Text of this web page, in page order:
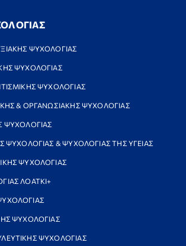
ΨΥΧΟΛΟΓΙΑΣ
ΨΥΧΟΛΟΓΙΑΣ
ΨΥΧΟΛΟΓΙΑΣ
& ΟΡΓΑΝΩΣΙΑΚΗΣ ΨΥΧΟΛΟΓΙΑΣ
ΨΥΧΟΛΟΓΙΑΣ
ΨΥΧΟΛΟΓΙΑΣ & ΨΥΧΟΛΟΓΙΑΣ ΤΗΣ ΥΓΕΙΑΣ
ΨΥΧΟΛΟΓΙΑΣ
ΛΟΑΤΚΙ+
ΨΥΧΟΛΟΓΙΑΣ
ΨΥΧΟΛΟΓΙΑΣ